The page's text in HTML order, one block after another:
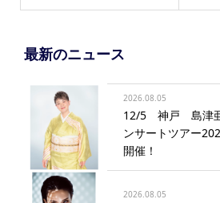
最新のニュース
2026.08.05
12/5 神戸 島津
ンサートツアー
開催！
2026.08.05